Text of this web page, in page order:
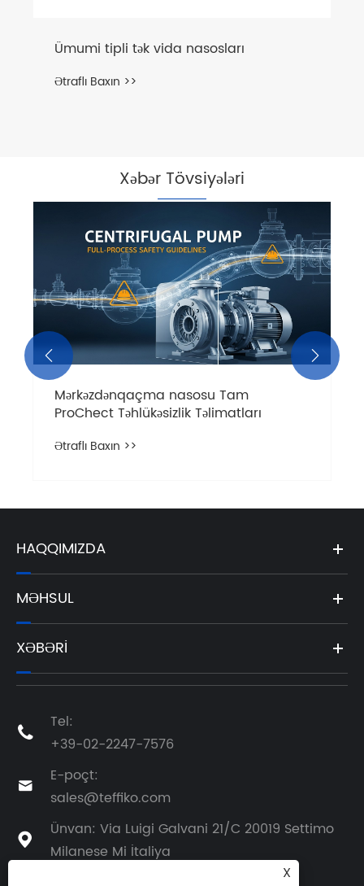
Ümumi tipli tək vida nasosları
Ətraflı Baxın >>
Xəbər Tövsiyələri
Mərkəzdənqaçma nasosu Tam
ProChect Təhlükəsizlik Təlimatları
Ətraflı Baxın >>
 
HAQQIMIZDA
MƏHSUL
XƏBƏRI

Tel:
+39-02-2247-7576

E-poçt:
sales@teffiko.com

Ünvan: Via Luigi Galvani 21/C 20019 Settimo
Milanese Mi İtaliya
X